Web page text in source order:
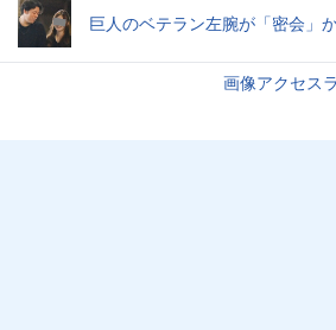
巨人のベテラン左腕が「密会」
画像アクセス